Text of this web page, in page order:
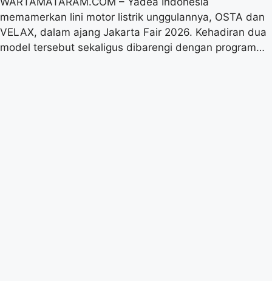
memamerkan lini motor listrik unggulannya, OSTA dan
VELAX, dalam ajang Jakarta Fair 2026. Kehadiran dua
model tersebut sekaligus dibarengi dengan program…